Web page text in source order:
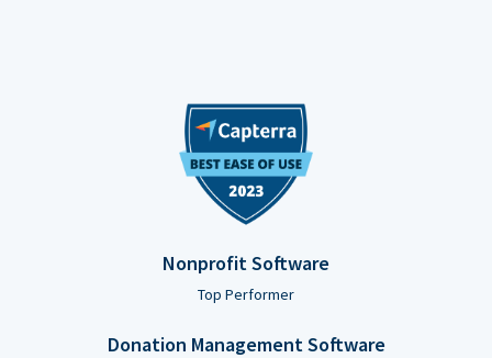
Nonprofit Software
Top Performer
Donation Management Software